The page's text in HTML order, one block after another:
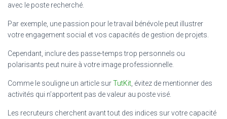
avec le poste recherché.
Par exemple, une passion pour le travail bénévole peut illustrer
votre engagement social et vos capacités de gestion de projets.
Cependant, inclure des passe-temps trop personnels ou
polarisants peut nuire à votre image professionnelle.
Comme le souligne un article surTutKit , évitez de mentionner des
activités qui n’apportent pas de valeur au poste visé.
Les recruteurs cherchent avant tout des indices sur votre capacité